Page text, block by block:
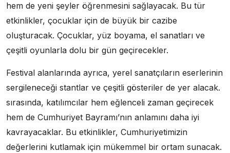
hem de yeni şeyler öğrenmesini sağlayacak. Bu tür
etkinlikler, çocuklar için de büyük bir cazibe
oluşturacak. Çocuklar, yüz boyama, el sanatları ve
çeşitli oyunlarla dolu bir gün geçirecekler.
Festival alanlarında ayrıca, yerel sanatçıların eserlerinin
sergileneceği stantlar ve çeşitli gösteriler de yer alacak.
sırasında, katılımcılar hem eğlenceli zaman geçirecek
hem de Cumhuriyet Bayramı’nın anlamını daha iyi
kavrayacaklar. Bu etkinlikler, Cumhuriyetimizin
değerlerini kutlamak için mükemmel bir ortam sunacak.